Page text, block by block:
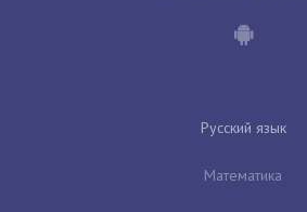
Русский язык
Математика